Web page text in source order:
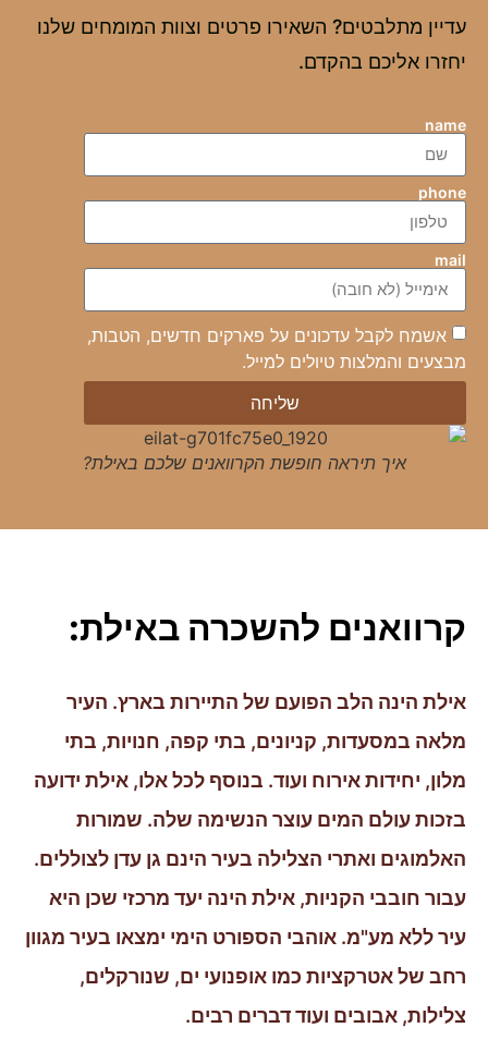
עדיין מתלבטים? השאירו פרטים וצוות המומחים שלנו
יחזרו אליכם בהקדם.
name
phone
mail
אשמח לקבל עדכונים על פארקים חדשים, הטבות,
מבצעים והמלצות טיולים למייל.
שליחה
איך תיראה חופשת הקרוואנים שלכם באילת?
קרוואנים להשכרה באילת:
אילת הינה הלב הפועם של התיירות בארץ. העיר
מלאה במסעדות, קניונים, בתי קפה, חנויות, בתי
מלון, יחידות אירוח ועוד. בנוסף לכל אלו, אילת ידועה
בזכות עולם המים עוצר הנשימה שלה. שמורות
האלמוגים ואתרי הצלילה בעיר הינם גן עדן לצוללים.
עבור חובבי הקניות, אילת הינה יעד מרכזי שכן היא
עיר ללא מע"מ. אוהבי הספורט הימי ימצאו בעיר מגוון
רחב של אטרקציות כמו אופנועי ים, שנורקלים,
צלילות, אבובים ועוד דברים רבים.